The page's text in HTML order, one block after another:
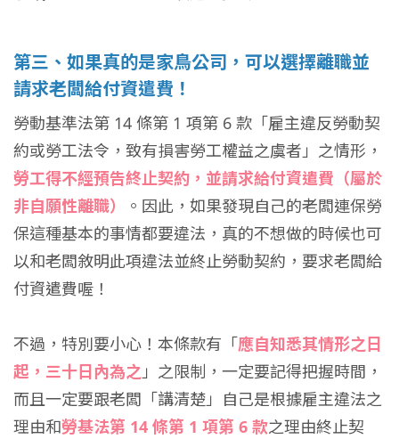
第三、如果真的是家鳥公司，可以選擇離職並
請求老闆給付資遣費！
勞動基準法第 14 條第 1 項第 6 款「雇主違反勞動契
約或勞工法令，致有損害勞工權益之虞者」之情形，
勞工得不經預告終止契約，並請求給付資遣費（屬於
非自願性離職）
。因此，如果發現自己的老闆連保勞
保這種基本的事情都要違法，真的不想做的時候也可
以和老闆敘明此項違法並終止勞動契約，要求老闆給
付資遣費喔！
不過，特別要小心！本條款有「應自知悉其情形之日
起，三十日內為之 」之限制，一定要記得把握時間，
而且一定要跟老闆「講清楚」自己是根據雇主違法之
理由和勞基法第 14 條第 1 項第 6 款之理由終止契